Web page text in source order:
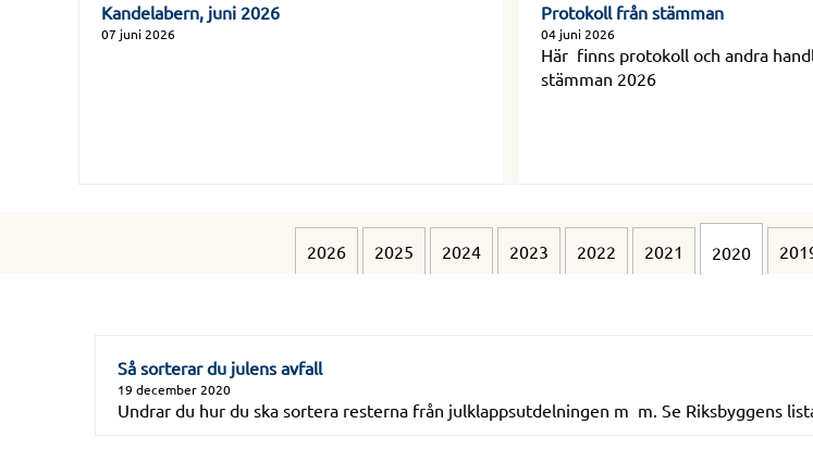
Kandelabern, juni 2026
07 juni 2026
Protokoll från stämman
04 juni 2026
Här finns protokoll och andra
stämman 2026
2026 2025 2024 2023 2022 2021 2020
Så sorterar du julens avfall
19 december 2020
Undrar du hur du ska sortera resterna från julklappsutdelningen m m. Se Riksbyggens